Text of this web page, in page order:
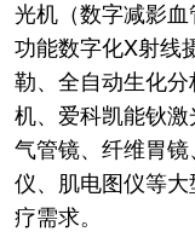
光机（数字减影
功能数字化X射线
勒、全自动生化
机、爱科凯能钬
气管镜、纤维胃
仪、肌电图仪等
疗需求。